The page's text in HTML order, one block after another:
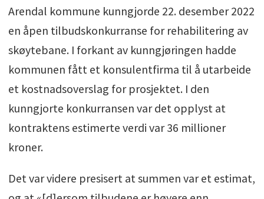
for å få bedre forståelse som kan hjelpe deg
med å navigere tryggere og mer vellykket i
VVS-verdenen.
Arendal kommune kunngjorde 22. desember 2022
en åpen tilbudskonkurranse for rehabilitering av
skøytebane. I forkant av kunngjøringen hadde
kommunen fått et konsulentfirma til å utarbeide
et kostnadsoverslag for prosjektet. I den
kunngjorte konkurransen var det opplyst at
kontraktens estimerte verdi var 36 millioner
kroner.
Det var videre presisert at summen var et estimat,